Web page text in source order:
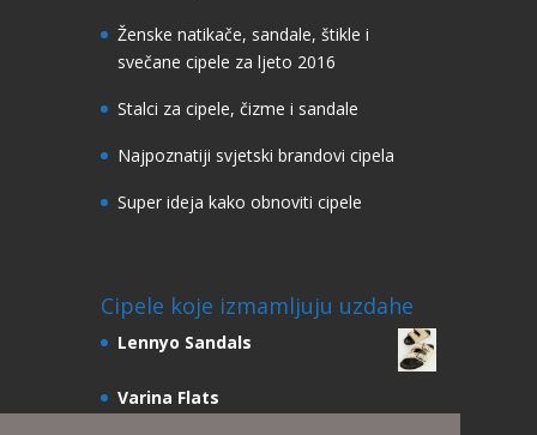
Ženske natikače, sandale, štikle i
svečane cipele za ljeto 2016
Stalci za cipele, čizme i sandale
Najpoznatiji svjetski brandovi cipela
Super ideja kako obnoviti cipele
Cipele koje izmamljuju uzdahe
Lennyo Sandals
Varina Flats